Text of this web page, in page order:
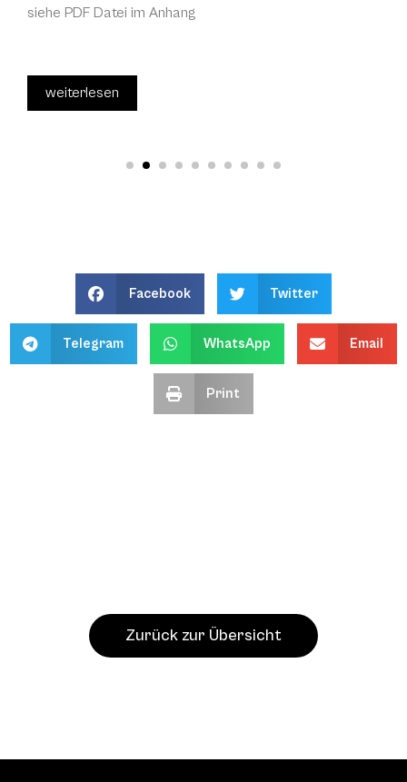
siehe PDF Datei im Anhang
weiterlesen
Facebook Twitter
Telegram WhatsApp Email
Print
Zurück zur Übersicht